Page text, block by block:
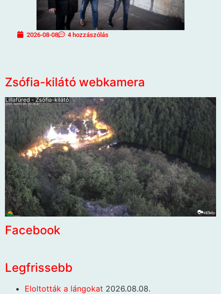
2026-08-08 4 hozzászólás
Zsófia-kilátó webkamera
Facebook
Legfrissebb
Eloltották a lángokat 2026.08.08.